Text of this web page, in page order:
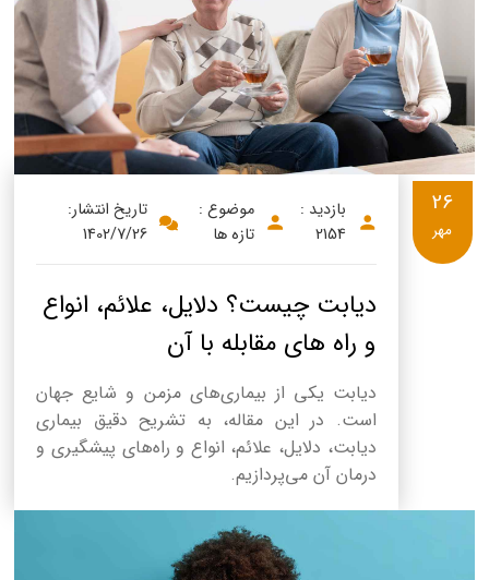
بازدید :
2154
موضوع :
تازه ها
تاریخ انتشار:
1402/7/26
دیابت چیست؟ دلایل، علائم، انواع
و راه‌ های مقابله با آن
دیابت یکی از بیماری‌های مزمن و شایع جهان
است. در این مقاله، به تشریح دقیق بیماری
دیابت، دلایل، علائم، انواع و راه‌های پیشگیری و
درمان آن می‌پردازیم.
26
مهر